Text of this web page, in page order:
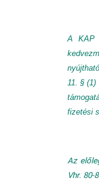
A KAP
11. §
fizetési
Az
Vhr. 80-